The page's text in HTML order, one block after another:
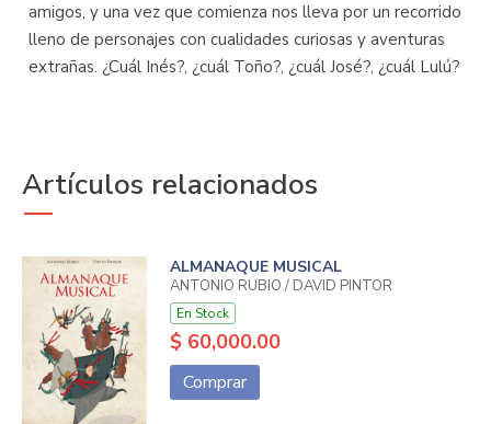
amigos, y una vez que comienza nos lleva por un recorrido
lleno de personajes con cualidades curiosas y aventuras
extrañas. ¿Cuál Inés?, ¿cuál Toño?, ¿cuál José?, ¿cuál Lulú?
Artículos relacionados
ALMANAQUE MUSICAL
ANTONIO RUBIO / DAVID PINTOR
En Stock
$ 60,000.00
Comprar